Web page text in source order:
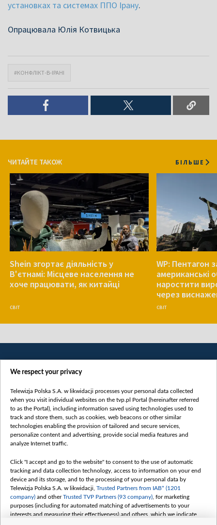
установках та системах ППО Ірану.
Опрацювала Юлія Котвицька
#КОНФЛІКТ-В-ІРАНІ
ЧИТАЙТЕ ТАКОЖ БІЛЬШЕ
Shein згортає діяльність у
В'єтнамі: Місцеве населення не
хоче працювати, як китайці
СВІТ
WP: Пентагон
американські
наростити
через
СВІТ
Категорії
Новини
Докладно
Погляд
Цікаво
Slawa.tv
Про нас
We respect your privacy
Telewizja Polska S.A. w likwidacji processes your personal data collected
when you visit individual websites on the tvp.pl Portal (hereinafter referred
to as the Portal), including information saved using technologies used to
track and store them, such as cookies, web beacons or other similar
technologies enabling the provision of tailored and secure services,
personalize content and advertising, provide social media features and
analyze Internet traffic.
Click "I accept and go to the website" to consent to the use of automatic
tracking and data collection technology, access to information on your end
device and its storage, and to the processing of your personal data by
Telewizja Polska S.A. w likwidacji, Trusted Partners from IAB* (1201
company) and otherTrusted TVP Partners (93 company) , for marketing
purposes (including for automated matching of advertisements to your
interests and measuring their effectiveness) and others, which we indicate